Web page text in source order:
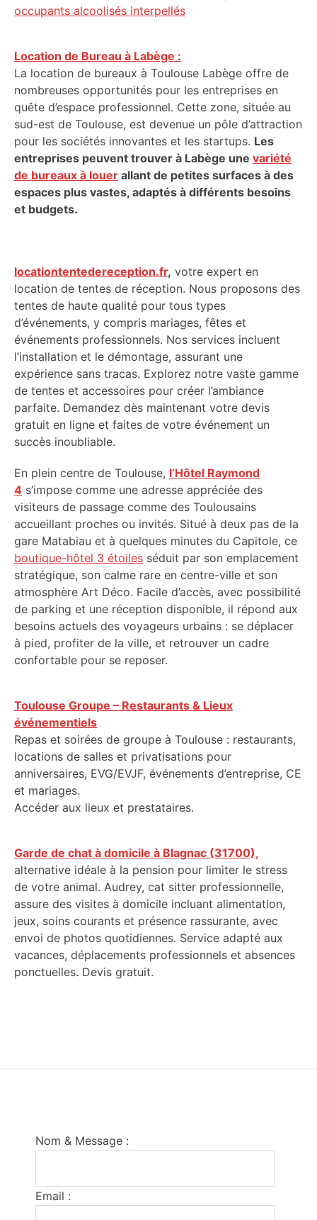
occupants alcoolisés interpellés
Location de Bureau à Labège :
La location de bureaux à Toulouse Labège offre de
nombreuses opportunités pour les entreprises en
quête d’espace professionnel. Cette zone, située au
sud-est de Toulouse, est devenue un pôle d’attraction
pour les sociétés innovantes et les startups. Les
entreprises peuvent trouver à Labège une variété
de bureaux à louer allant de petites surfaces à des
espaces plus vastes, adaptés à différents besoins
et budgets.
locationtentedereception.fr, votre expert en
location de tentes de réception. Nous proposons des
tentes de haute qualité pour tous types
d’événements, y compris mariages, fêtes et
événements professionnels. Nos services incluent
l’installation et le démontage, assurant une
expérience sans tracas. Explorez notre vaste gamme
de tentes et accessoires pour créer l’ambiance
parfaite. Demandez dès maintenant votre devis
gratuit en ligne et faites de votre événement un
succès inoubliable.
En plein centre de Toulouse, l’Hôtel Raymond
4 s’impose comme une adresse appréciée des
visiteurs de passage comme des Toulousains
accueillant proches ou invités. Situé à deux pas de la
gare Matabiau et à quelques minutes du Capitole, ce
boutique-hôtel 3 étoiles séduit par son emplacement
stratégique, son calme rare en centre-ville et son
atmosphère Art Déco. Facile d’accès, avec possibilité
de parking et une réception disponible, il répond aux
besoins actuels des voyageurs urbains : se déplacer
à pied, profiter de la ville, et retrouver un cadre
confortable pour se reposer.
Toulouse Groupe – Restaurants & Lieux
événementiels
Repas et soirées de groupe à Toulouse : restaurants,
locations de salles et privatisations pour
anniversaires, EVG/EVJF, événements d’entreprise, CE
et mariages.
Accéder aux lieux et prestataires.
Garde de chat à domicile à Blagnac (31700),
alternative idéale à la pension pour limiter le stress
de votre animal. Audrey, cat sitter professionnelle,
assure des visites à domicile incluant alimentation,
jeux, soins courants et présence rassurante, avec
envoi de photos quotidiennes. Service adapté aux
vacances, déplacements professionnels et absences
ponctuelles. Devis gratuit.
Nom & Message :
Email :